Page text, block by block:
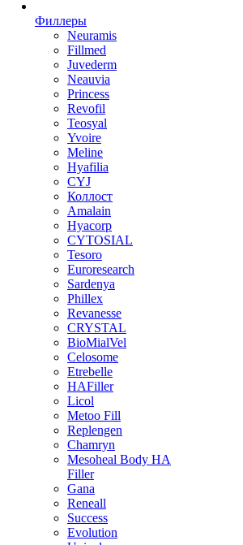
Филлеры
Neuramis
Fillmed
Juvederm
Neauvia
Princess
Revofil
Teosyal
Yvoire
Meline
Hyafilia
CYJ
Коллост
Amalain
Hyacorp
CYTOSIAL
Tesoro
Euroresearch
Sardenya
Phillex
Revanesse
CRYSTAL
BioMialVel
Celosome
Etrebelle
HAFiller
Licol
Metoo Fill
Replengen
Chamryn
Mesoheal Body HA
Filler
Gana
Reneall
Success
Evolution